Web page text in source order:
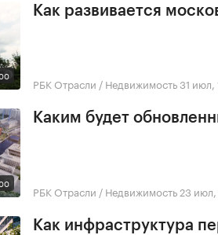
Как развивается
РБК Отрасли / Недвижимость31 июл,
Каким будет
РБК Отрасли / Недвижимость 23 июл,
Как инфраструктура